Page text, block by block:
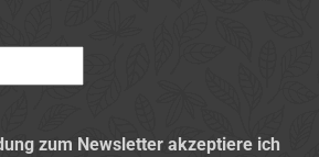
zum Newsletter akzeptiere ich